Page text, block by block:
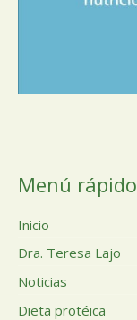
Menú rápido
Inicio
Dra. Teresa Lajo
Noticias
Dieta protéica